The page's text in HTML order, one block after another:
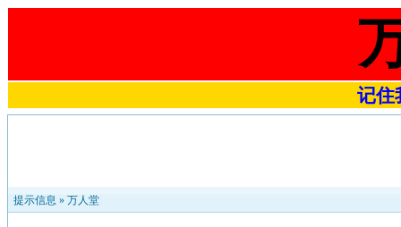
记住
提示信息 » 万人堂